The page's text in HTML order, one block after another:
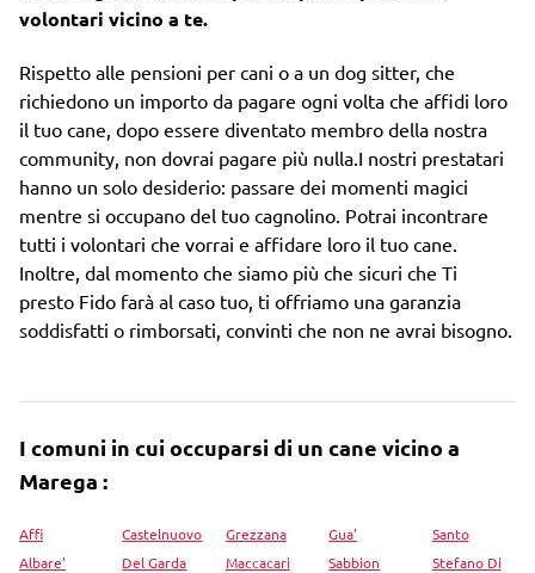
volontari vicino a te.
Rispetto alle pensioni per cani o a un dog sitter, che
richiedono un importo da pagare ogni volta che affidi loro
il tuo cane, dopo essere diventato membro della nostra
community, non dovrai pagare più nulla.I nostri prestatari
hanno un solo desiderio: passare dei momenti magici
mentre si occupano del tuo cagnolino. Potrai incontrare
tutti i volontari che vorrai e affidare loro il tuo cane.
Inoltre, dal momento che siamo più che sicuri che Ti
presto Fido farà al caso tuo, ti offriamo una garanzia
soddisfatti o rimborsati, convinti che non ne avrai bisogno.
I comuni in cui occuparsi di un cane vicino a
Marega :
Affi
Albare'
Castelnuovo
Del Garda
Grezzana
Maccacari
Gua'
Sabbion
Santo
Stefano Di